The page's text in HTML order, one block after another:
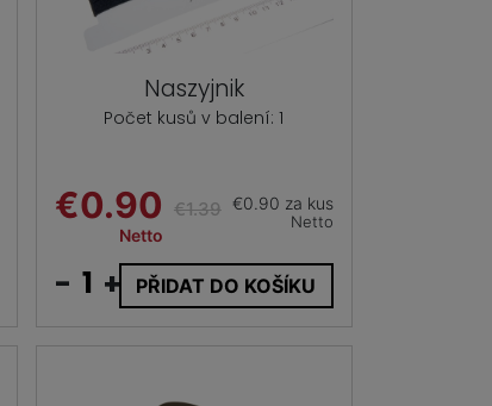
Naszyjnik
Počet kusů v balení: 1
€0.90
Netto
€1.39 €0.90 za kus
Netto
- + PŘIDAT DO KOŠÍKU